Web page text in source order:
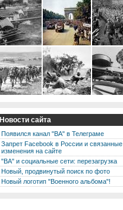
Новости сайта
Появился канал "ВА" в Телеграме
Запрет Facebook в России и связанные
изменения на сайте
"ВА" и социальные сети: перезагрузка
Новый, продвинутый поиск по фото
Новый логотип "Военного альбома"!